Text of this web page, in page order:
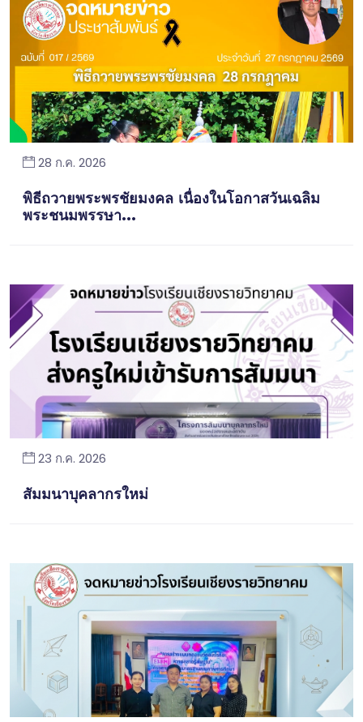
28 ก.ค. 2026
พิธีถวายพระพรชัยมงคล เนื่องในโอกาสวันเฉลิม
พระชนมพรรษา...
23 ก.ค. 2026
สัมมนาบุคลากรใหม่